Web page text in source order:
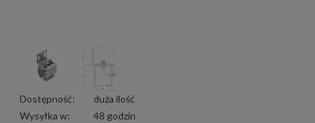
Dostępność:
duża ilość
Wysyłka w:
48 godzin